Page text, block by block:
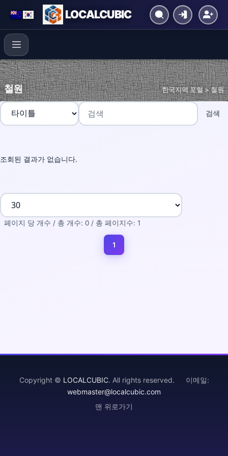
LOCALCUBIC
철원 한국지역 포털 > 철원
검색
조회된 결과가 없습니다.
페이지 당 개수 / 총 개수: 0 / 총 페이지수: 1
1
(current)
Copyright © LOCALCUBIC. All rights reserved. 이메일:
webmaster@localcubic.com
맨 위로가기